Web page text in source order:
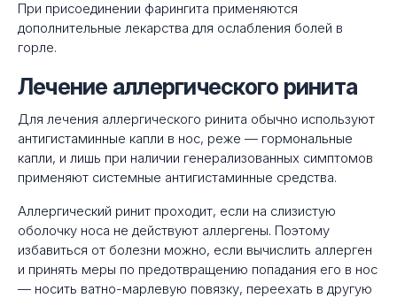
При присоединении фарингита применяются
дополнительные лекарства для ослабления болей в
горле.
Лечение аллергического ринита
Для лечения аллергического ринита обычно используют
антигистаминные капли в нос, реже — гормональные
капли, и лишь при наличии генерализованных симптомов
применяют системные антигистаминные средства.
Аллергический ринит проходит, если на слизистую
оболочку носа не действуют аллергены. Поэтому
избавиться от болезни можно, если вычислить аллерген
и принять меры по предотвращению попадания его в нос
— носить ватно-марлевую повязку, переехать в другую